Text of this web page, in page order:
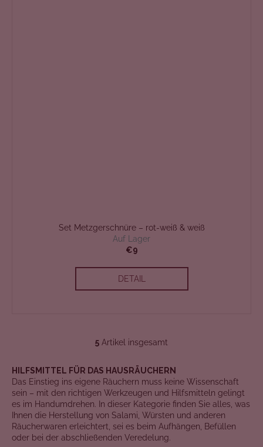
Set Metzgerschnüre – rot-weiß & weiß
Auf Lager
€9
DETAIL
S
e
u
e
r
e
l
5 Artikel insgesamt
HILFSMITTEL FÜR DAS HAUSRÄUCHERN
Das Einstieg ins eigene Räuchern muss keine Wissenschaft
sein – mit den richtigen Werkzeugen und Hilfsmitteln gelingt
es im Handumdrehen. In dieser Kategorie finden Sie alles, was
Ihnen die Herstellung von Salami, Würsten und anderen
Räucherwaren erleichtert, sei es beim Aufhängen, Befüllen
oder bei der abschließenden Veredelung.